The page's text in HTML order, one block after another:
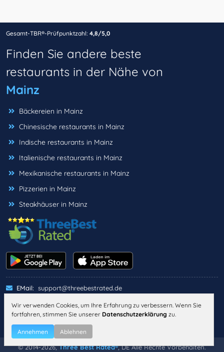
Gesamt-TBR®-Prüfpunktzahl: 4,8/5,0
Finden Sie andere beste
restaurants in der Nähe von
Mainz
Bäckereien in Mainz
Chinesische restaurants in Mainz
Indische restaurants in Mainz
Italienische restaurants in Mainz
Mexikanische restaurants in Mainz
Pizzerien in Mainz
Steakhäuser in Mainz
EMail: support@threebestrated.de
IMPRESSUM
DATENSCHUTZ
© 2014-2026,Three Best Rated®, DE Alle Rechte Vorbehalten.
Wir verwenden Cookies, um Ihre Erfahrung zu verbessern. Wenn Sie
fortfahren, stimmen Sie unserer Datenschutzerklärung zu.
Annehmen Ablehnen